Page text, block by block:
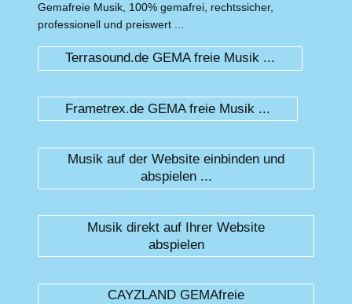
Gemafreie Musik, 100% gemafrei, rechtssicher,
professionell und preiswert ...
Terrasound.de GEMA freie Musik ...
Frametrex.de GEMA freie Musik ...
Musik auf der Website einbinden und
abspielen ...
Musik direkt auf Ihrer Website
abspielen
CAYZLAND GEMAfreie